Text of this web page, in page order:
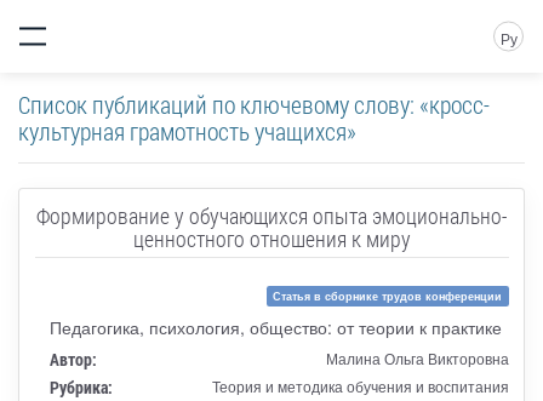
Ру
Список публикаций по ключевому слову: «кросс-
культурная грамотность учащихся»
Формирование у обучающихся опыта эмоционально-
ценностного отношения к миру
Статья в сборнике трудов конференции
Педагогика, психология, общество: от теории к практике
Автор: Малина Ольга Викторовна
Рубрика: Теория и методика обучения и воспитания